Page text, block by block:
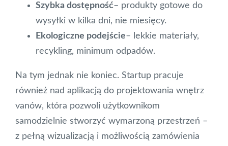
Szybka dostępność– produkty gotowe do
wysyłki w kilka dni, nie miesięcy.
Ekologiczne podejście– lekkie materiały,
recykling, minimum odpadów.
Na tym jednak nie koniec. Startup pracuje
również nad aplikacją do projektowania wnętrz
vanów, która pozwoli użytkownikom
samodzielnie stworzyć wymarzoną przestrzeń –
z pełną wizualizacją i możliwością zamówienia